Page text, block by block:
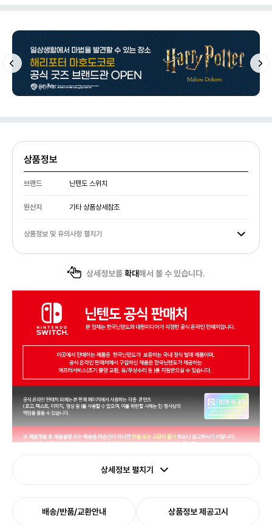
상품정보
브랜드 닌텐도 스위치
원산지 기타 상품상세참조
상품정보 및 유의사항 펼치기
상세정보를확대해서 볼 수 있습니다.
상세정보 펼치기
배송/반품/교환안내 상품정보 제공고시